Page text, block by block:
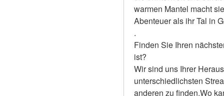
warmen Mantel macht
Abenteuer als ihr Tal in
.
Finden Sie Ihren
ist?
Wir sind uns Ihrer
unterschiedlichsten
anderen zu finden.Wo